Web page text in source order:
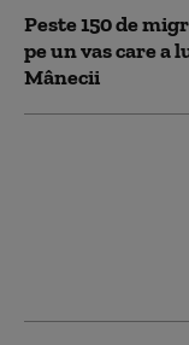
Peste 150 de
pe un vas care a
Mânecii